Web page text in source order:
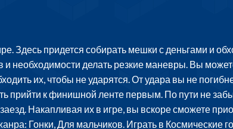
Здесь придется собирать мешки с деньгами и
делать резкие маневры. Вы
их, чтобы не ударятся. От удара вы не
прийти к финишной ленте первым. По пути не
Накапливая их в игре, вы вскоре сможете
Гонки, Для мальчиков. Играть в Космические